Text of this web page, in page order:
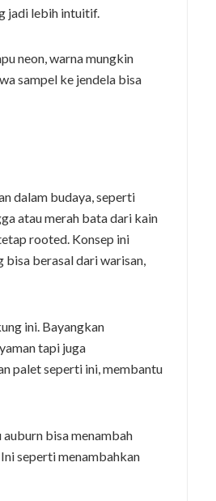
jadi lebih intuitif.
neon, warna mungkin
sampel ke jendela bisa
dalam budaya, seperti
atau merah bata dari kain
rooted. Konsep ini
bisa berasal dari warisan,
ini. Bayangkan
tapi juga
palet seperti ini, membantu
bisa menambah
seperti menambahkan